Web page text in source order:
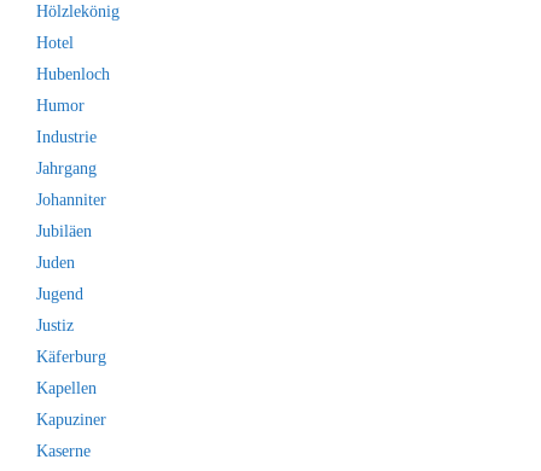
Hölzlekönig
Hotel
Hubenloch
Humor
Industrie
Jahrgang
Johanniter
Jubiläen
Juden
Jugend
Justiz
Käferburg
Kapellen
Kapuziner
Kaserne